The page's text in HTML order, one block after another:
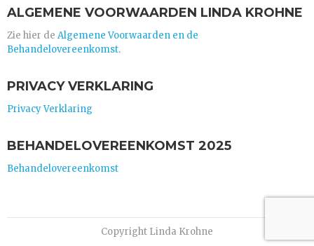
ALGEMENE VOORWAARDEN LINDA KROHNE
Zie hier de Algemene Voorwaarden en de
Behandelovereenkomst.
PRIVACY VERKLARING
Privacy Verklaring
BEHANDELOVEREENKOMST 2025
Behandelovereenkomst
Copyright Linda Krohne